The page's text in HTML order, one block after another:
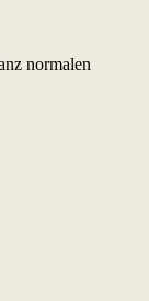
normalen